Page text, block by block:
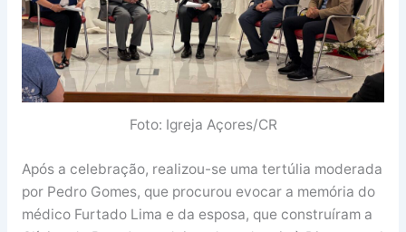
Foto: Igreja Açores/CR
Após a celebração, realizou-se uma tertúlia moderada
por Pedro Gomes, que procurou evocar a memória do
médico Furtado Lima e da esposa, que construíram a